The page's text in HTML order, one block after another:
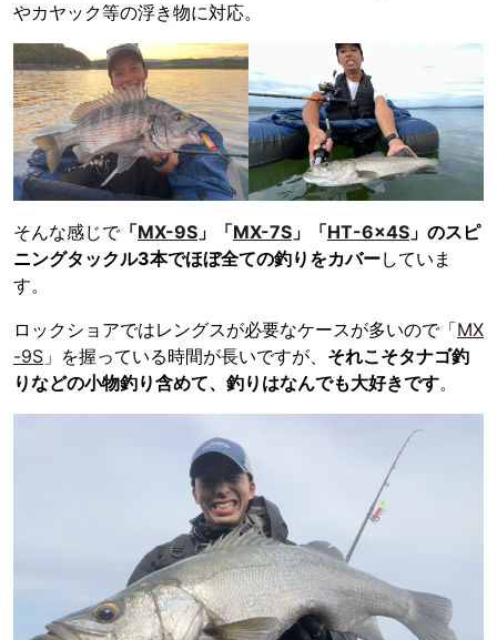
やカヤック等の浮き物に対応。
そんな感じで「MX-9S 」「MX-7S 」「HT-6×4S 」のスピ
ニングタックル3本でほぼ全ての釣りをカバーしていま
す。
ロックショアではレングスが必要なケースが多いので「MX
-9S 」を握っている時間が長いですが、 それこそタナゴ釣
りなどの小物釣り含めて、釣りはなんでも大好きです。